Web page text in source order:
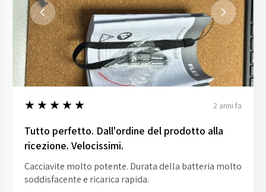
5
★★★★★ 2 anni fa
Tutto perfetto. Dall'ordine del prodotto alla
ricezione. Velocissimi.
Cacciavite molto potente. Durata della batteria molto
soddisfacente e ricarica rapida.